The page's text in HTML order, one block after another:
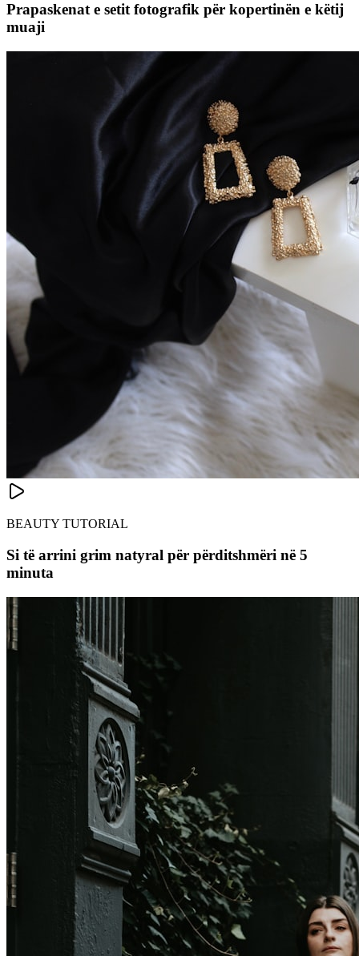
Prapaskenat e setit fotografik për kopertinën e këtij
muaji
BEAUTY TUTORIAL
Si të arrini grim natyral për përditshmëri në 5
minuta